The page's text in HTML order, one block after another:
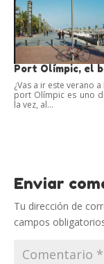
Port Olímpic, el
¿Vas a ir este verano
port Olímpic es uno
la vez, al...
Enviar
Tu dirección de
campos